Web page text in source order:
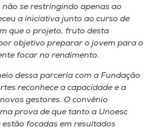
​se restri​ngindo​ apenas ao
a iniciativa junto ao curso de
que o projeto, fruto desta
objetivo preparar o jovem para o
focar no rendimento.
dessa parceria com a ​F​undação
reconhece a capacidade e a
gestores. O conv​ê​nio
prova de que tanto a Unoesc
focadas em resultados